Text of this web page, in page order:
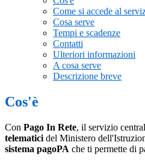
Come si accede al
Cosa serve
Tempi e scadenze
Contatti
Ulteriori informazioni
A cosa serve
Descrizione breve
Cos'è
Con Pago In Rete, il servizio
telematici del Ministero
sistema pagoPA che ti permette di